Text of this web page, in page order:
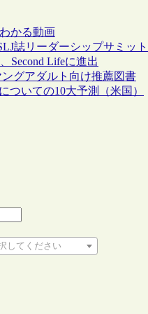
かる動画
誌リーダーシップサミッ
Second Lifeに進出
グアダルト向け推薦図書
ついての10大予測（米国）
してください
い